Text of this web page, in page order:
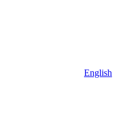
English